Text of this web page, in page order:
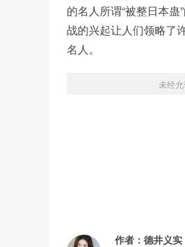
的名人所谓“被整日本
战的兴起让人们领略了
名人。
未经
作者： 德井义实